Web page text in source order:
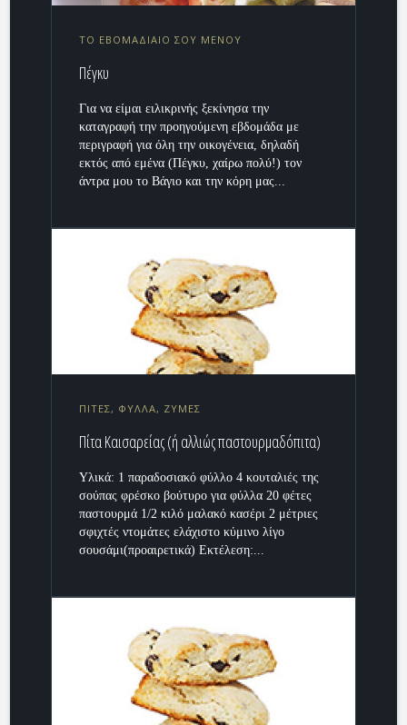
ΤΟ ΕΒOΜΑΔΙΑΙΟ ΣΟΥ ΜΕΝΟΥ
Πέγκυ
Για να είμαι ειλικρινής ξεκίνησα την
καταγραφή την προηγούμενη εβδομάδα με
περιγραφή για όλη την οικογένεια, δηλαδή
εκτός από εμένα (Πέγκυ, χαίρω πολύ!) τον
άντρα μου το Βάγιο και την κόρη μας...
ΠΙΤΕΣ, ΦΥΛΛΑ, ΖΥΜΕΣ
Πίτα Καισαρείας (ή αλλιώς παστουρμαδόπιτα)
Υλικά: 1 παραδοσιακό φύλλο 4 κουταλιές της
σούπας φρέσκο βούτυρο για φύλλα 20 φέτες
παστουρμά 1/2 κιλό μαλακό κασέρι 2 μέτριες
σφιχτές ντομάτες ελάχιστο κύμινο λίγο
σουσάμι(προαιρετικά) Εκτέλεση:...